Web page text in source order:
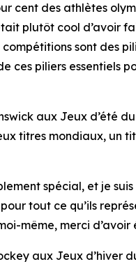
cent des athlètes
plutôt cool d’avoir
sont des
ces piliers essentiels
aux Jeux d’été
titres mondiaux, un
spécial, et je
tout ce qu’ils
même, merci
aux Jeux d’hiver